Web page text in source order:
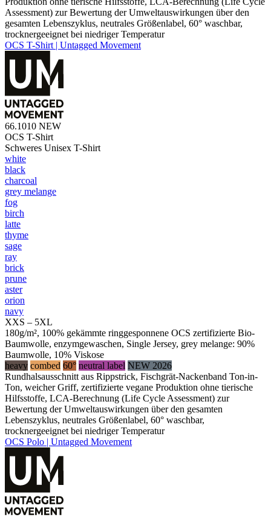
Assessment) zur Bewertung der Umweltauswirkungen über den
gesamten Lebenszyklus, neutrales Größenlabel, 60° waschbar,
trocknergeeignet bei niedriger Temperatur
OCS T-Shirt | Untagged Movement
66.1010 NEW
OCS T-Shirt
Schweres Unisex T-Shirt
white
black
charcoal
grey melange
fog
birch
latte
thyme
sage
ray
brick
prune
aster
orion
navy
XXS – 5XL
180g/m², 100% gekämmte ringgesponnene OCS zertifizierte Bio-
Baumwolle, enzymgewaschen, Single Jersey, grey melange: 90%
Baumwolle, 10% Viskose
heavy combed 60° neutral label NEW 2026
Rundhalsausschnitt aus Rippstrick, Fischgrät-Nackenband Ton-in-
Ton, weicher Griff, zertifizierte vegane Produktion ohne tierische
Hilfsstoffe, LCA-Berechnung (Life Cycle Assessment) zur
Bewertung der Umweltauswirkungen über den gesamten
Lebenszyklus, neutrales Größenlabel, 60° waschbar,
trocknergeeignet bei niedriger Temperatur
OCS Polo | Untagged Movement